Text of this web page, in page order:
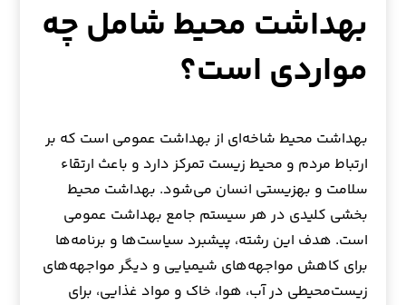
بهداشت محیط شامل چه
مواردی است؟
بهداشت محیط شاخه‌ای از بهداشت عمومی است که بر
ارتباط مردم و محیط‌ زیست تمرکز دارد و باعث ارتقاء
سلامت و بهزیستی انسان می‌شود. بهداشت محیط
بخشی کلیدی در هر سیستم جامع بهداشت عمومی
است. هدف این رشته، پیشبرد سیاست‌ها و برنامه‌ها
برای کاهش مواجهه‌های شیمیایی و دیگر مواجهه‌های
زیست‌محیطی در آب، هوا، خاک و مواد غذایی، برای